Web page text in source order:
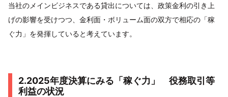
当社のメインビジネスである貸出については、政策金利の引き上
げの影響を受けつつ、金利面・ボリューム面の双方で相応の「稼
ぐ力」を発揮していると考えています。
2.2025年度決算にみる「稼ぐ力」 役務取引等
利益の状況